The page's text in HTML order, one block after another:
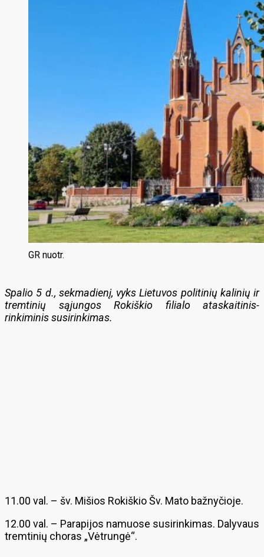
GR nuotr.
Spalio 5 d., sekmadienį, vyks Lietuvos politinių kalinių ir
tremtinių sąjungos Rokiškio filialo ataskaitinis-
rinkiminis susirinkimas.
11.00 val. – šv. Mišios Rokiškio Šv. Mato bažnyčioje.
12.00 val. – Parapijos namuose susirinkimas. Dalyvaus
tremtinių choras „Vėtrungė“.